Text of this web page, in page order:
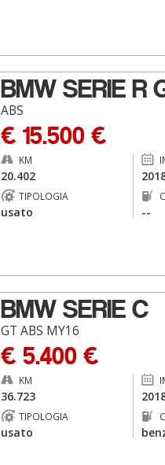
BMW SERIE R
ABS
€ 15.500 €
KM
20.402
TIPOLOGIA
usato --
BMW SERIE C
GT ABS MY16
€ 5.400 €
KM
36.723
TIPOLOGIA
usato